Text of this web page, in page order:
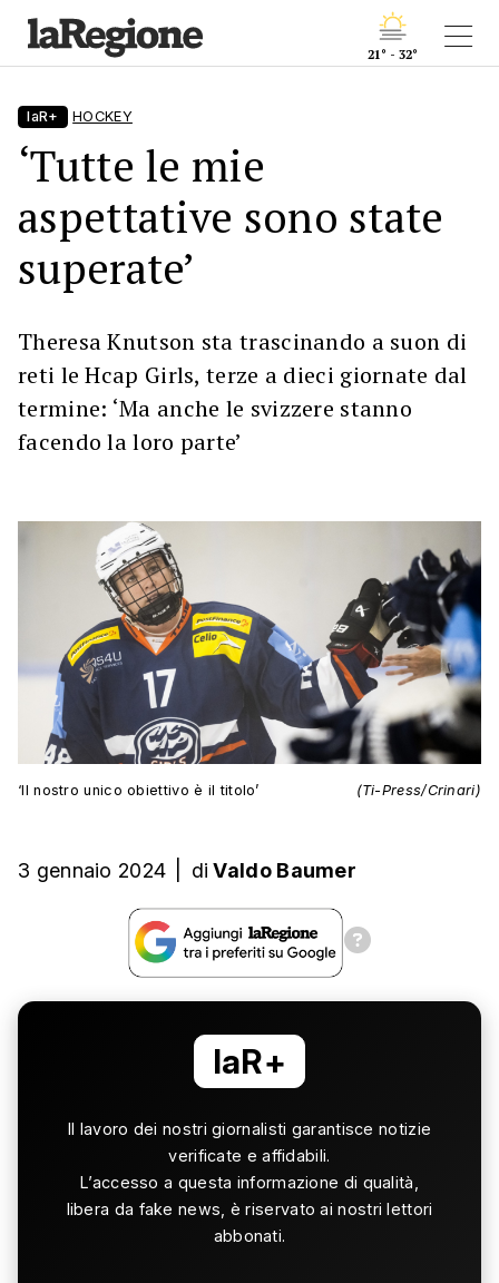
21° - 32°
laR+ HOCKEY
‘Tutte le mie
aspettative sono state
superate’
Theresa Knutson sta trascinando a suon di
reti le Hcap Girls, terze a dieci giornate dal
termine: ‘Ma anche le svizzere stanno
facendo la loro parte’
‘Il nostro unico obiettivo è il titolo’ (Ti-Press/Crinari)
3 gennaio 2024 di Valdo Baumer
laR+
Il lavoro dei nostri giornalisti garantisce notizie
verificate e affidabili.
L’accesso a questa informazione di qualità,
libera da fake news, è riservato ai nostri lettori
abbonati.